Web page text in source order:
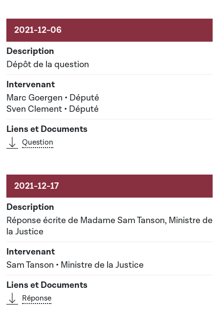
Activités sur le dossier
Dépôt de la question
Marc Goergen • Député
Sven Clement • Député
Question
Réponse écrite de Madame Sam Tanson, Ministre de
la Justice
Sam Tanson • Ministre de la Justice
Réponse